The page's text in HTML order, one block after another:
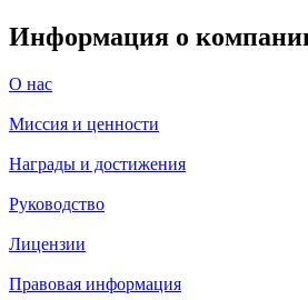
Информация о
О нас
Миссия и ценности
Награды и достижения
Руководство
Лицензии
Правовая информация